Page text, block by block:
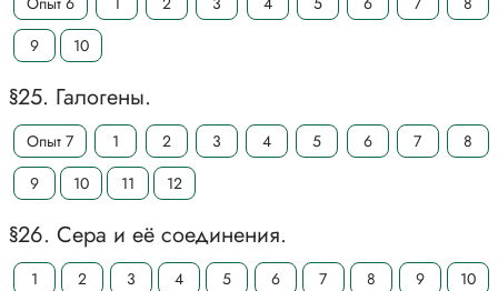
9
10
§25. Галогены.
Опыт 7 1 2 3 4 5 6 7
8
9
10 11 12
§26. Сера и её соединения.
1 2 3 4 5 6 7 8 9
10